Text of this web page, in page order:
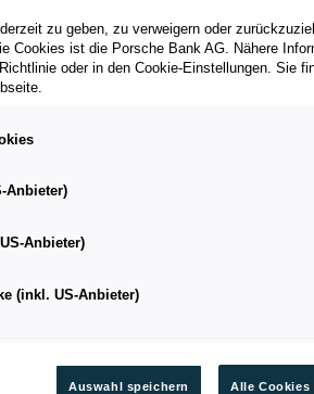
Bestandsnummer
zu geben, zu verweigern oder
Cookies ist die Porsche Bank AG. Nähere
oder in den Cookie-Einstellungen. Sie
Anbieter)
Anbieter)
(inkl. US-Anbieter)
Auswahl speichern Alle Cookies